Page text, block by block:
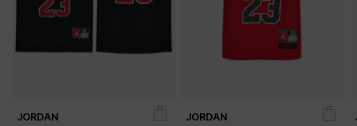
JORDAN
JORDAN